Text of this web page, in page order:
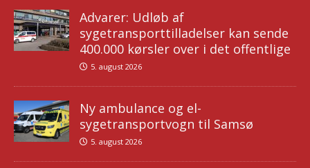
Advarer: Udløb af
sygetransporttilladelser kan sende
400.000 kørsler over i det offentlige
5. august 2026
Ny ambulance og el-
sygetransportvogn til Samsø
5. august 2026